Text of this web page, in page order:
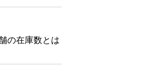
の在庫数とは